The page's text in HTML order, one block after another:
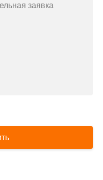
заявка